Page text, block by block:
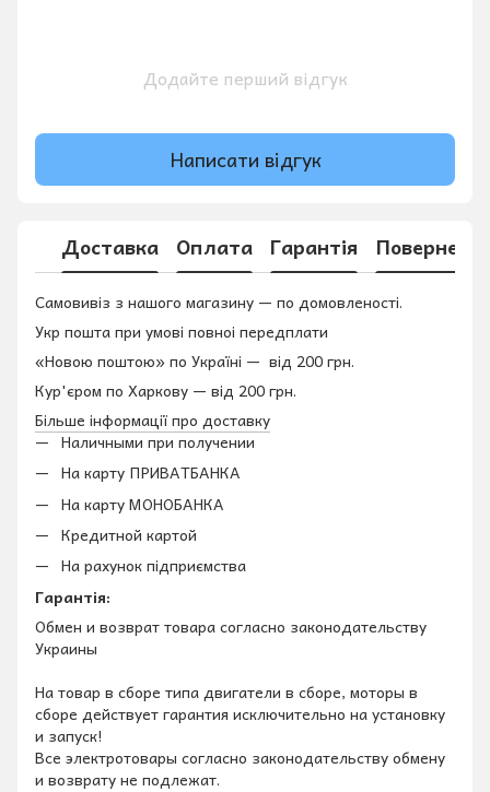
Додайте перший відгук
Написати відгук
Доставка Оплата Гарантія
Самовивіз з нашого магазину — по домовленості.
Укр пошта при умові повноі передплати
«Новою поштою» по Україні — від 200 грн.
Кур'єром по Харкову — від 200 грн.
Більше інформації про доставку
Наличными при получении
На карту ПРИВАТБАНКА
На карту МОНОБАНКА
Кредитной картой
На рахунок підприємства
Гарантія:
Обмен и возврат товара согласно законодательству
Украины
На товар в сборе типа двигатели в сборе, моторы в
сборе действует гарантия исключительно на установку
и запуск!
Все электротовары согласно законодательству обмену
и возврату не подлежат.